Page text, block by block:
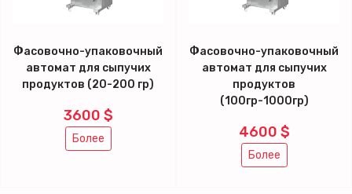
Фасовочно-упаковочный
автомат для сыпучих
продуктов (20-200 гр)
3600 $
Более
Фасовочно-упаковочный
автомат для сыпучих
продуктов
(100гр-1000гр)
4600 $
Более